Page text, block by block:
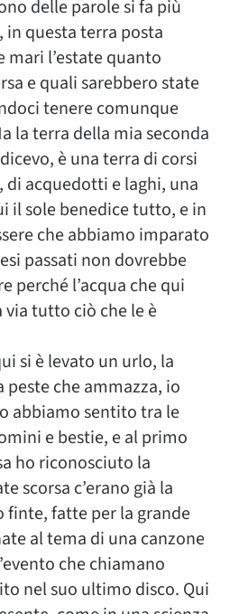
delle parole si fa più
in questa terra posta
mari l’estate quanto
e quali sarebbero state
tenere comunque
la terra della mia seconda
è una terra di corsi
di acquedotti e laghi, una
il sole benedice tutto, e in
che abbiamo imparato
passati non dovrebbe
perché l’acqua che qui
via tutto ciò che le è
si è levato un urlo, la
peste che ammazza, io
abbiamo sentito tra le
e bestie, e al primo
ho riconosciuto la
scorsa c’erano già la
finte, fatte per la grande
al tema di una canzone
che chiamano
nel suo ultimo disco. Qui